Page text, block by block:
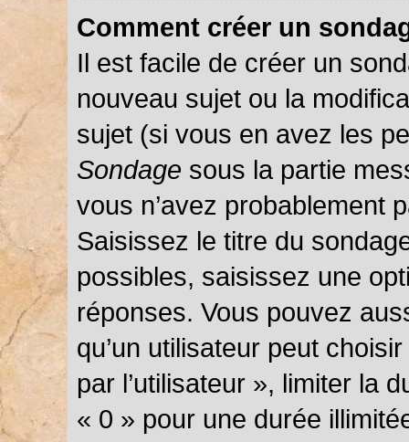
Comment créer un
Il est facile de créer un
nouveau sujet ou la
sujet (si vous en avez les
Sondage sous la partie
vous n’avez probablement
Saisissez le titre du
possibles, saisissez une
réponses. Vous pouvez
qu’un utilisateur peut
par l’utilisateur », limiter la
« 0 » pour une durée